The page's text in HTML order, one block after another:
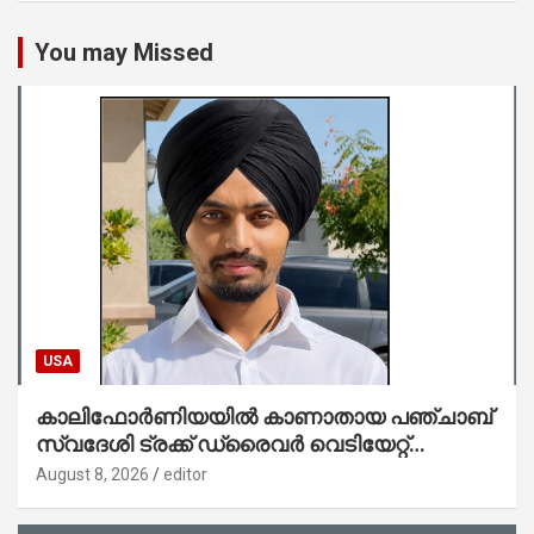
You may Missed
USA
കാലിഫോർണിയയിൽ കാണാതായ പഞ്ചാബ്
സ്വദേശി ട്രക്ക് ഡ്രൈവർ വെടിയേറ്റ്
കൊല്ലപ്പെട്ട നിലയിൽ
August 8, 2026 editor